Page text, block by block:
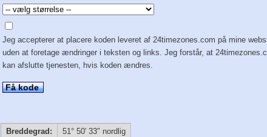
Jeg accepterer at placere koden leveret af 24timezones.com på mine
uden at foretage ændringer i teksten og links. Jeg forstår, at
kan afslutte tjenesten, hvis koden ændres.
Få kode
Breddegrad:
51° 50′ 33″ nordlig